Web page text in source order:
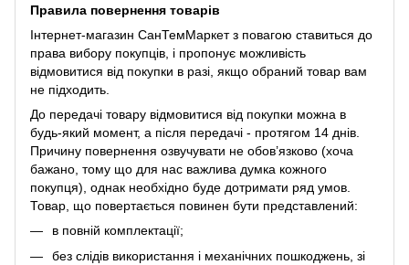
Правила повернення товарів
Інтернет-магазин СанТемМаркет з повагою ставиться до
права вибору покупців, і пропонує можливість
відмовитися від покупки в разі, якщо обраний товар вам
не підходить.
До передачі товару відмовитися від покупки можна в
будь-який момент, а після передачі - протягом 14 днів.
Причину повернення озвучувати не обов’язково (хоча
бажано, тому що для нас важлива думка кожного
покупця), однак необхідно буде дотримати ряд умов.
Товар, що повертається повинен бути представлений:
в повній комплектації;
без слідів використання і механічних пошкоджень, зі